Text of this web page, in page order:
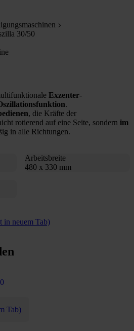
30/50
Exzenter-
.
, die Kräfte der
rotierend auf eine Seite, sondern im
in alle Richtungen.
Arbeitsbreite
480 x 330 mm
in neuem Tab)
Tab)